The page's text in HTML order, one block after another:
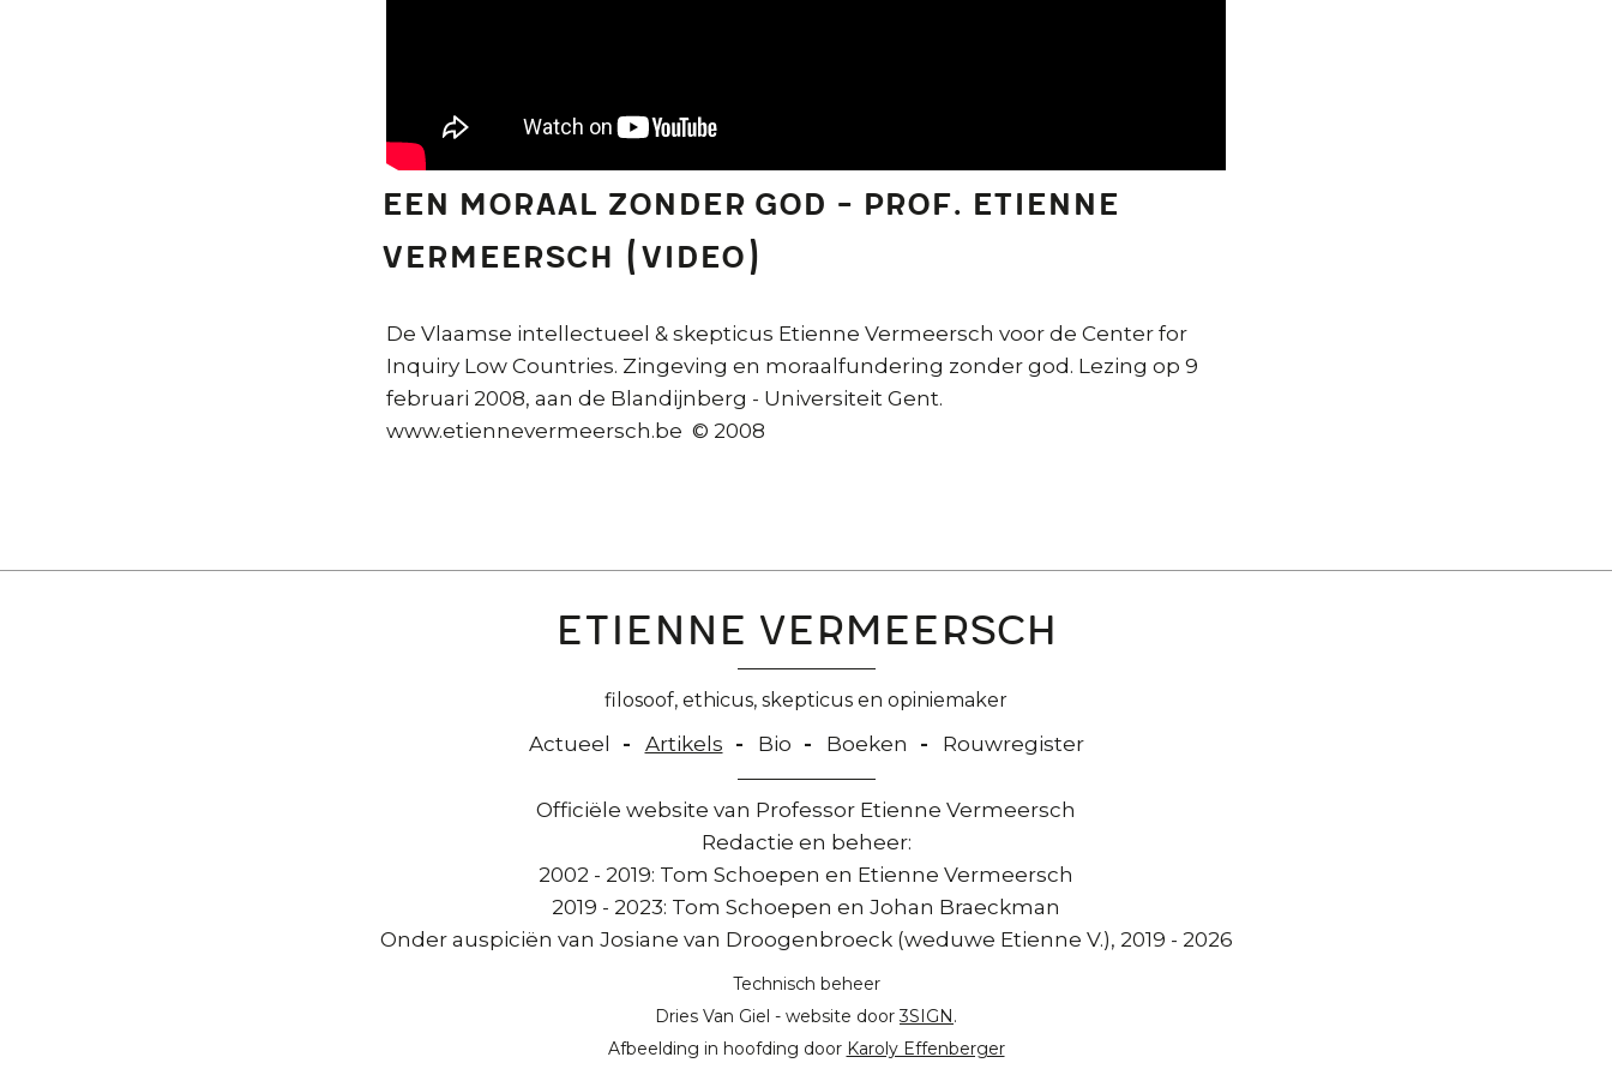
Een moraal zonder god - prof. Etienne
Vermeersch (video)
De Vlaamse intellectueel & skepticus Etienne Vermeersch voor de Center for
Inquiry Low Countries. Zingeving en moraalfundering zonder god. Lezing op 9
februari 2008, aan de Blandijnberg - Universiteit Gent.
www.etiennevermeersch.be © 2008
Etienne Vermeersch
filosoof, ethicus, skepticus en opiniemaker
Actueel Artikels Bio Boeken Rouwregister
Officiële website van Professor Etienne Vermeersch
Redactie en beheer:
2002 - 2019: Tom Schoepen en Etienne Vermeersch
2019 - 2023: Tom Schoepen en Johan Braeckman
Onder auspiciën van Josiane van Droogenbroeck (weduwe Etienne V.), 2019 - 2026
Technisch beheer
Dries Van Giel - website door3SIGN.
Afbeelding in hoofding door Karoly Effenberger